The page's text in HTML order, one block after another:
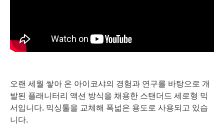
오랜 세월 쌓아 온 아이코샤의 경험과 연구를 바탕으로 개
발된 플래니터리 액션 방식을 채용한 스탠더드 세로형 믹
서입니다. 믹싱툴을 교체해 폭넓은 용도로 사용되고 있습
니다.